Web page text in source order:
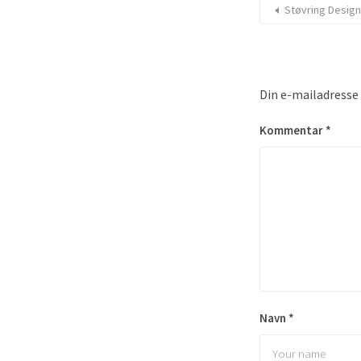
Støvring Design
Din e-
Kommentar *
Navn *